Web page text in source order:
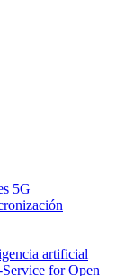
5G
artificial
for Open